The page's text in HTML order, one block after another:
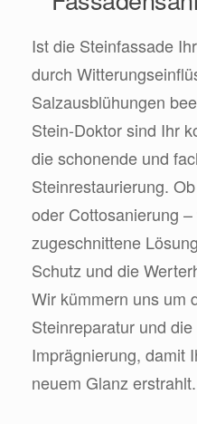
Ist die Steinfassade
durch
Salzausblühungen
Stein-Doktor sind Ihr
die schonende und
Steinrestaurierung.
oder Cottosanierung
zugeschnittene
Schutz und die
Wir kümmern uns um
Steinreparatur und
Imprägnierung, damit
neuem Glanz erstrahlt.